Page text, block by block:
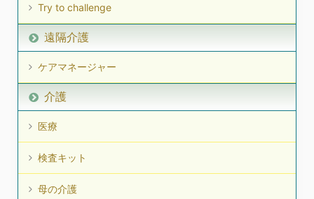
Try to challenge
遠隔介護
ケアマネージャー
介護
医療
検査キット
母の介護